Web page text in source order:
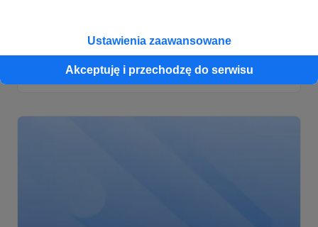
Ustawienia zaawansowane
Akceptuję i przechodzę do serwisu
Polityka miesza się z nauką, astronauci opisują życie w
chodzi? Pozwól, że wyjaśnię!